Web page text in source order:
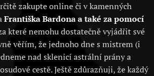
zakupte online či v kamenných
Františka Bardona a také za pomocí
které nemohu dostatečně vyjádřit své
věřím, že jednoho dne s mistrem (i
nad sklenicí astrální prány a
cestě. Ještě zdůrazňuji, že každý